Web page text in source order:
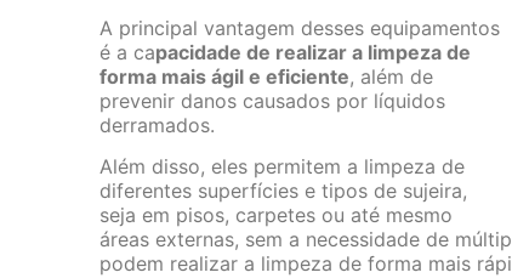
A principal vantagem desses equipamentos
é a capacidade de realizar a limpeza de
forma mais ágil e eficiente, além de
prevenir danos causados por líquidos
derramados.
Além disso, eles permitem a limpeza de
diferentes superfícies e tipos de sujeira,
seja em pisos, carpetes ou até mesmo
áreas externas, sem a necessidade de
podem realizar a limpeza de forma mais